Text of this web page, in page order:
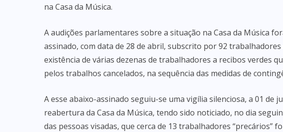
na Casa da Música.
A audições parlamentares sobre a situação na Casa da Música
assinado, com data de 28 de abril, subscrito por 92
existência de várias dezenas de trabalhadores a recibos verdes
pelos trabalhos cancelados, na sequência das medidas de
A esse abaixo-assinado seguiu-se uma vigília silenciosa, a 01 de
reabertura da Casa da Música, tendo sido noticiado, no dia
das pessoas visadas, que cerca de 13 trabalhadores “precários”